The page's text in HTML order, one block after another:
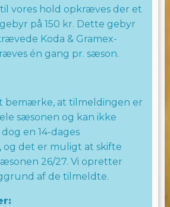
vores hold opkræves der et
på 150 kr. Dette gebyr
Koda & Gramex-
én gang pr. sæson.
bemærke, at tilmeldingen er
sæsonen og kan ikke
en 14-dages
og det er muligt at skifte
26/27. Vi opretter
af de tilmeldte.